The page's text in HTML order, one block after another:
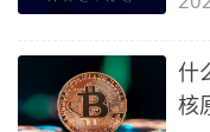
什
核